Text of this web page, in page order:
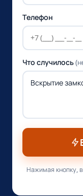
Телефон
Что случилось
Нажимая кнопку,